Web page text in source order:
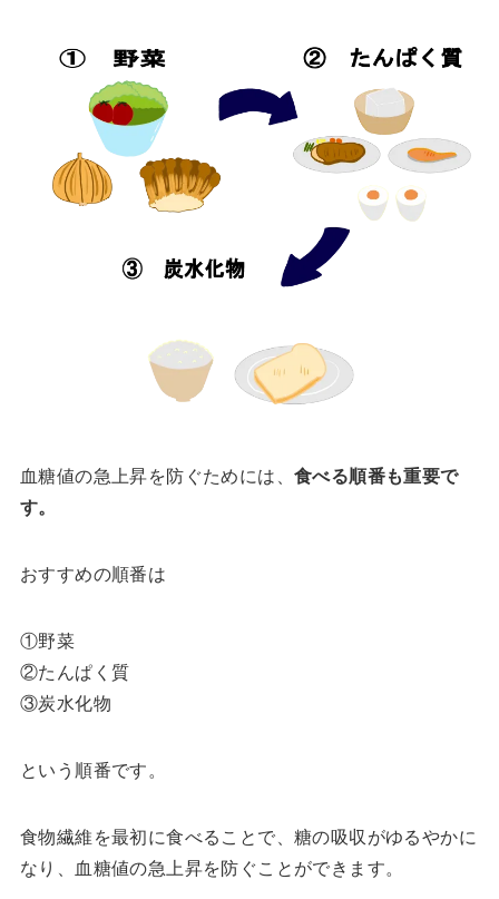
血糖値の急上昇を防ぐためには、 食べる順番も重要で
す。
おすすめの順番は
①野菜
②たんぱく質
③炭水化物
という順番です。
食物繊維を最初に食べることで、糖の吸収がゆるやかに
なり、血糖値の急上昇を防ぐことができます。